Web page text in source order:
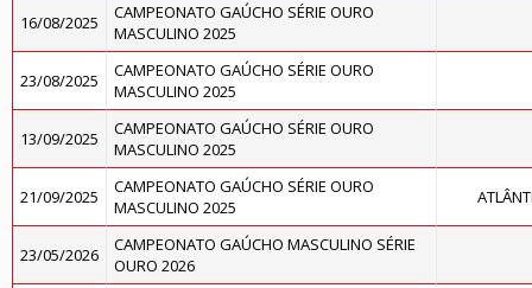
16/08/2025
CAMPEONATO GAÚCHO SÉRIE OURO
MASCULINO 2025
23/08/2025
CAMPEONATO GAÚCHO SÉRIE OURO
MASCULINO 2025
13/09/2025
CAMPEONATO GAÚCHO SÉRIE OURO
MASCULINO 2025
21/09/2025
CAMPEONATO GAÚCHO SÉRIE OURO
MASCULINO 2025
23/05/2026
CAMPEONATO GAÚCHO MASCULINO SÉRIE
OURO 2026